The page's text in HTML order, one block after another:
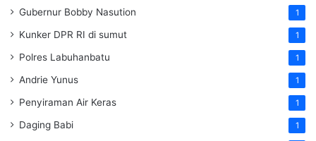
Gubernur Bobby Nasution 1
Kunker DPR RI di sumut 1
Polres Labuhanbatu 1
Andrie Yunus 1
Penyiraman Air Keras 1
Daging Babi 1